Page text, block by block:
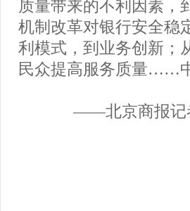
质量带来的不利因素，
机制改革对银行安全稳
利模式，到业务创新；
民众提高服务质量……
——北京商报记